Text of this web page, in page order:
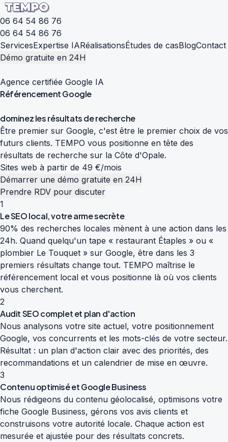
06 64 54 86 76
06 64 54 86 76
ServicesExpertise IARéalisationsÉtudes de casBlogContact
Démo gratuite en 24H
Agence certifiée Google IA
RéférencementGoogle
dominezlesrésultatsderecherche
Être premier sur Google, c'est être le premier choix de vos
futurs clients. TEMPO vous positionne en tête des
résultats de recherche sur la Côte d'Opale.
Sites web à partir de 49 €/mois
Démarrer une démo gratuite en 24H
Prendre RDV pour discuter
1
Le SEO local, votre arme secrète
90% des recherches locales mènent à une action dans les
24h. Quand quelqu'un tape « restaurant Étaples » ou «
plombier Le Touquet » sur Google, être dans les 3
premiers résultats change tout. TEMPO maîtrise le
référencement local et vous positionne là où vos clients
vous cherchent.
2
Audit SEO complet et plan d'action
Nous analysons votre site actuel, votre positionnement
Google, vos concurrents et les mots-clés de votre secteur.
Résultat : un plan d'action clair avec des priorités, des
recommandations et un calendrier de mise en œuvre.
3
Contenu optimisé et Google Business
Nous rédigeons du contenu géolocalisé, optimisons votre
fiche Google Business, gérons vos avis clients et
construisons votre autorité locale. Chaque action est
mesurée et ajustée pour des résultats concrets.